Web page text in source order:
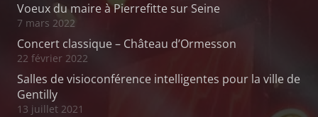
Voeux du maire à Pierrefitte sur Seine
7 mars 2022
Concert classique – Château d’Ormesson
22 février 2022
Salles de visioconférence intelligentes pour la ville de
Gentilly
13 juillet 2021